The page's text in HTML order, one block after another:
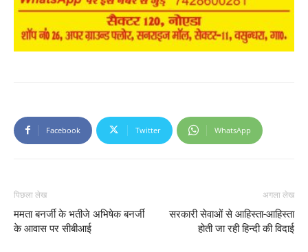
Facebook Twitter WhatsApp
पिछला लेख
ममता बनर्जी के भतीजे अभिषेक बनर्जी
के आवास पर सीबीआई
अगला लेख
सरकारी सेवाओं से आहिस्ता-आहिस्ता
होती जा रही हिन्दी की विदाई